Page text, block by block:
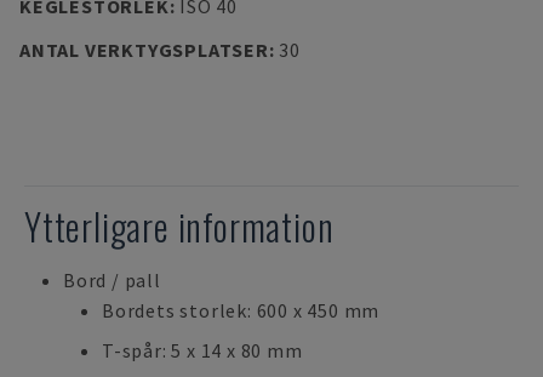
KEGLESTORLEK: ISO 40
ANTAL VERKTYGSPLATSER: 30
Ytterligare information
Bord / pall
Bordets storlek: 600 x 450 mm
T-spår: 5 x 14 x 80 mm